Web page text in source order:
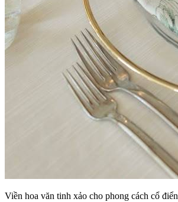
Viền hoa văn tinh xảo cho phong cách cổ điển